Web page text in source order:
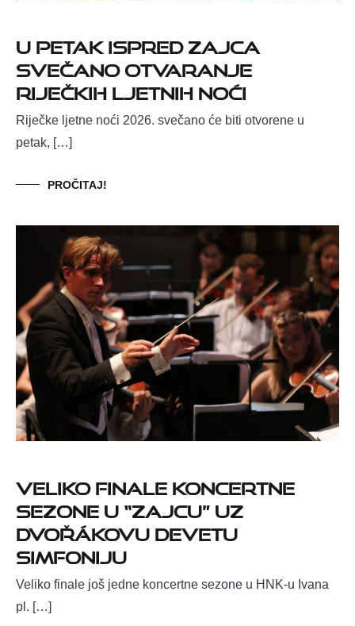
U petak ispred Zajca
svečano otvaranje
Riječkih ljetnih noći
Riječke ljetne noći 2026. svečano će biti otvorene u
petak, […]
PROČITAJ!
Veliko finale koncertne
sezone u “Zajcu” uz
Dvořákovu Devetu
simfoniju
Veliko finale još jedne koncertne sezone u HNK-u Ivana
pl. […]